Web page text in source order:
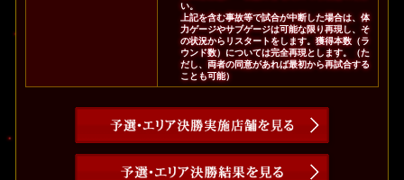
い。
上記を含む事故等で試合が中断した場合は、体
力ゲージやサブゲージは可能な限り再現し、そ
の状況からリスタートをします。獲得本数（ラ
ウンド数）については完全再現とします。（た
だし、両者の同意があれば最初から再試合する
ことも可能）